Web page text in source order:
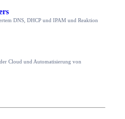
DNS, DHCP und IPAM und Reaktion
Cloud und Automatisierung von